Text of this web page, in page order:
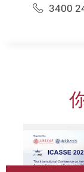
3400